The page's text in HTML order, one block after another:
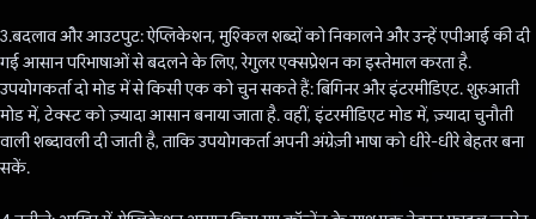
3.बदलाव और आउटपुट: ऐप्लिकेशन, मुश्किल शब्दों को निकालने और उन्हें एपीआई की दी
गई आसान परिभाषाओं से बदलने के लिए, रेगुलर एक्सप्रेशन का इस्तेमाल करता है.
उपयोगकर्ता दो मोड में से किसी एक को चुन सकते हैं: बिगिनर और इंटरमीडिएट. शुरुआती
मोड में, टेक्स्ट को ज़्यादा आसान बनाया जाता है. वहीं, इंटरमीडिएट मोड में, ज़्यादा चुनौती
वाली शब्दावली दी जाती है, ताकि उपयोगकर्ता अपनी अंग्रेज़ी भाषा को धीरे-धीरे बेहतर बना
सकें.